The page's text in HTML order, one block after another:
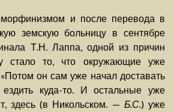
морфинизмом и после перевода в
земскую больницу в сентябре
Т.Н. Лаппа, одной из причин
стало то, что окружающие уже
он сам уже начал доставать
ездить куда-то. И остальные уже
здесь (в Никольском. — Б.С.) уже